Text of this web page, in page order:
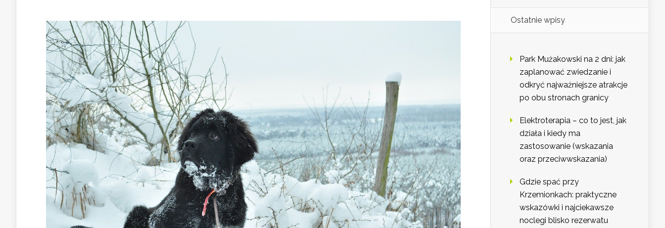
Ostatnie wpisy
Park Mużakowski na 2 dni: jak
zaplanować zwiedzanie i
odkryć najważniejsze atrakcje
po obu stronach granicy
Elektroterapia – co to jest, jak
działa i kiedy ma
zastosowanie (wskazania
oraz przeciwwskazania)
Gdzie spać przy
Krzemionkach: praktyczne
wskazówki i najciekawsze
noclegi blisko rezerwatu